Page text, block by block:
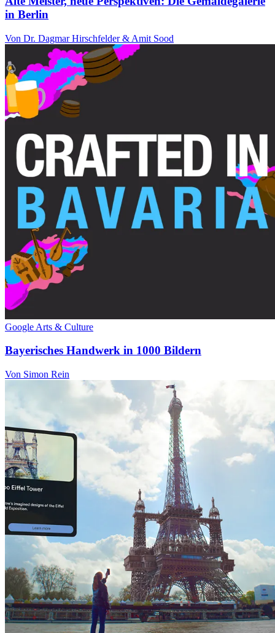
in Berlin
Von Dr. Dagmar Hirschfelder & Amit Sood
Google Arts & Culture
Bayerisches Handwerk in 1000 Bildern
Von Simon Rein